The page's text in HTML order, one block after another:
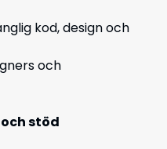
kod, design och
och
stöd